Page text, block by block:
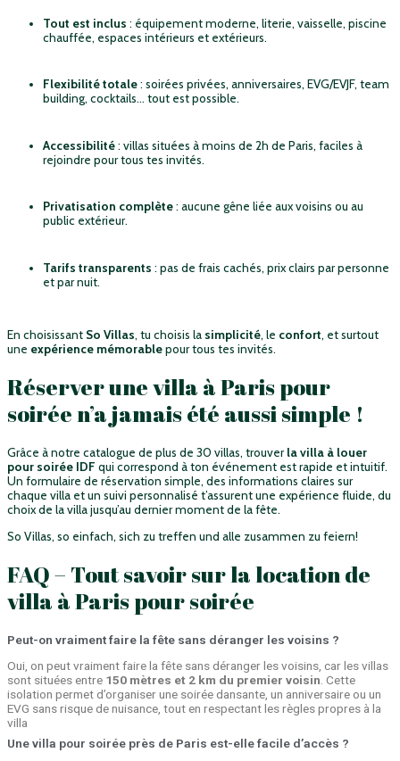
Tout est inclus : équipement moderne, literie, vaisselle, piscine
chauffée, espaces intérieurs et extérieurs.
Flexibilité totale: soirées privées, anniversaires, EVG/EVJF, team
building, cocktails… tout est possible.
Accessibilité: villas situées à moins de 2h de Paris, faciles à
rejoindre pour tous tes invités.
Privatisation complète: aucune gêne liée aux voisins ou au
public extérieur.
Tarifs transparents : pas de frais cachés, prix clairs par personne
et par nuit.
En choisissant So Villas, tu choisis la simplicité, le confort, et surtout
une expérience mémorablepour tous tes invités.
Réserver une villa à Paris pour
soirée n’a jamais été aussi simple !
Grâce à notre catalogue de plus de 30 villas, trouverla villa à louer
pour soirée IDF qui correspond à ton événement est rapide et intuitif.
Un formulaire de réservation simple, des informations claires sur
chaque villa et un suivi personnalisé t’assurent une expérience fluide, du
choix de la villa jusqu’au dernier moment de la fête.
So Villas, so einfach, sich zu treffen und alle zusammen zu feiern!
FAQ – Tout savoir sur la location de
villa à Paris pour soirée
Peut-on vraiment faire la fête sans déranger les voisins ?
Oui, on peut vraiment faire la fête sans déranger les voisins, car les villas
sont situées entre 150 mètres et 2 km du premier voisin. Cette
isolation permet d’organiser une soirée dansante, un anniversaire ou un
EVG sans risque de nuisance, tout en respectant les règles propres à la
villa
Une villa pour soirée près de Paris est-elle facile d’accès ?